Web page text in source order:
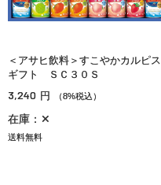
＜アサヒ飲料＞すこやかカルピス
ギフト ＳＣ３０Ｓ
3,240 円 （8%税込）
在庫：✕
送料無料